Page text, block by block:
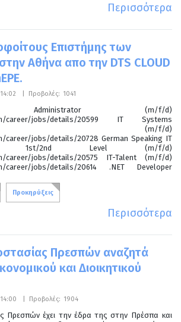
Περισσότερα
Επιστήμης των
Αθήνα απο την DTS CLOUD
Προβολές: 1041
Administrator (m/f/d)
en/career/jobs/details/20599 IT Systems
(m/f/d)
career/jobs/details/20728 German Speaking IT
1st/2nd Level (m/f/d)
career/jobs/details/20575 IT-Talent (m/f/d)
career/jobs/details/20614 .NET Developer
Προκηρύξεις
Περισσότερα
Πρεσπών αναζητά
και Διοικητικού
Προβολές: 1904
Πρεσπών έχει την έδρα της στην Πρέσπα και